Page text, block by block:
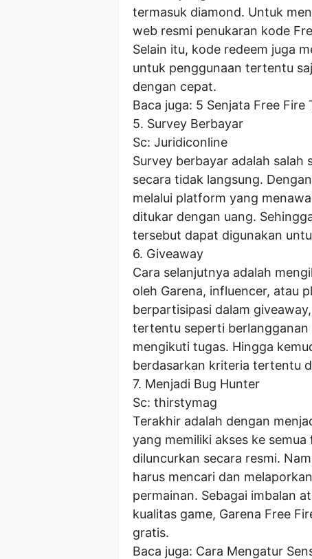
termasuk diamond. Untuk
web resmi penukaran kode
Selain itu, kode redeem juga
untuk penggunaan tertentu
dengan cepat.
Baca juga: 5 Senjata Free
5. Survey Berbayar
Sc: Juridiconline
Survey berbayar adalah
secara tidak langsung.
melalui platform yang
ditukar dengan uang.
tersebut dapat digunakan
6. Giveaway
Cara selanjutnya adalah
oleh Garena, influencer, atau
berpartisipasi dalam
tertentu seperti
mengikuti tugas. Hingga
berdasarkan kriteria tertentu
7. Menjadi Bug Hunter
Sc: thirstymag
Terakhir adalah dengan
yang memiliki akses ke
diluncurkan secara resmi.
harus mencari dan
permainan. Sebagai imbalan
kualitas game, Garena Free
gratis.
Baca juga: Cara Mengatur